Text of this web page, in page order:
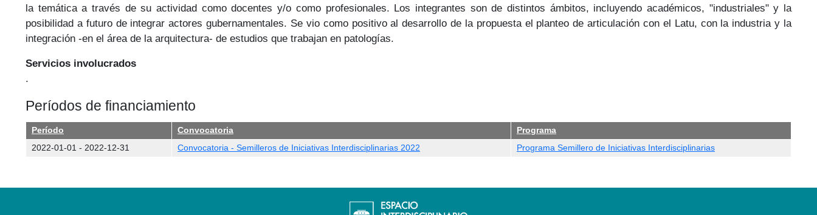
la temática a través de su actividad como docentes y/o como profesionales. Los integrantes son de distintos ámbitos, incluyendo académicos, "industriales" y la
posibilidad a futuro de integrar actores gubernamentales. Se vio como positivo al desarrollo de la propuesta el planteo de articulación con el Latu, con la industria y la
integración -en el área de la arquitectura- de estudios que trabajan en patologías.
Servicios involucrados
.
Períodos de financiamiento
Período Convocatoria
Programa
2022-01-01 - 2022-12-31 Convocatoria - Semilleros de Iniciativas Interdisciplinarias 2022 Programa Semillero de Iniciativas Interdisciplinarias